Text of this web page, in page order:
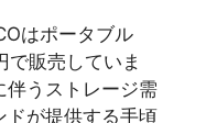
はポータブル
販売していま
伴うストレージ需
ドが提供する手頃